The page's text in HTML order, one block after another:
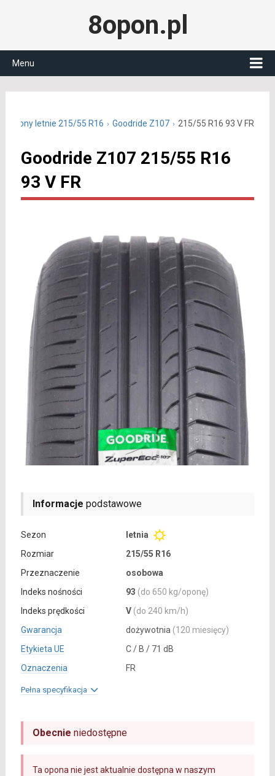
8opon.pl
Menu
Opony letnie 215/55 R16 Goodride Z107 215/55 R16 93 V FR
Goodride Z107 215/55 R16
93 V FR
Informacje podstawowe
Sezon
letnia
Rozmiar
215/55 R16
Przeznaczenie
osobowa
Indeks nośności
93 (do 650 kg/oponę)
Indeks prędkości
V (do 240 km/h)
Gwarancja
dożywotnia (120 miesięcy)
Etykieta UE
C / B / 71 dB
Oznaczenia
FR
Pełna specyfikacja
Obecnie niedostępne
Ta opona nie jest aktualnie dostępna w naszym